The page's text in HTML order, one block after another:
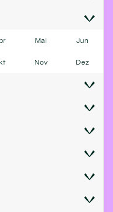
Mai Jun
Nov Dez